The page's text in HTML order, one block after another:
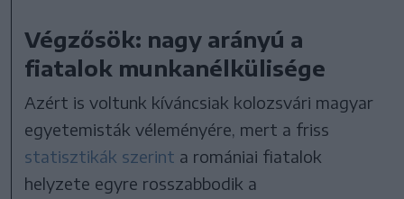
Végzősök: nagy arányú a
fiatalok munkanélkülisége
Azért is voltunk kíváncsiak kolozsvári magyar
egyetemisták véleményére, mert a friss
statisztikák szerint a romániai fiatalok
helyzete egyre rosszabbodik a